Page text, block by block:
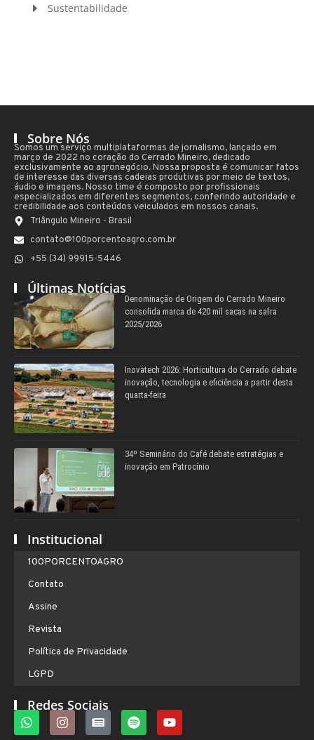
Sustentabilidade
Sobre Nós
Somos um serviço multiplataformas de jornalismo, lançado em
março de 2022 no coração do Cerrado Mineiro, dedicado
exclusivamente ao agronegócio. Nossa proposta é comunicar fatos
de interesse das diversas cadeias produtivas por meio de textos,
áudio e imagens. Nosso time é composto por profissionais
especializados em diferentes segmentos, conferindo autoridade e
credibilidade aos conteúdos veiculados em nossos canais.
Triângulo Mineiro - Brasil
contato@100porcentoagro.com.br
+55 (34) 99915-5446
Últimas Notícias
Denominação de Origem do Cerrado Mineiro
consolida marca de 420 mil sacas na safra
2025/2026
Inovatech 2026: Horticultura do Cerrado debate
inovação, tecnologia e eficiência a partir desta
quarta-feira
34º Seminário do Café debate estratégias e
inovação em Patrocínio
Institucional
100PORCENTOAGRO
Contato
Assine
Revista
Política de Privacidade
LGPD
Redes Sociais